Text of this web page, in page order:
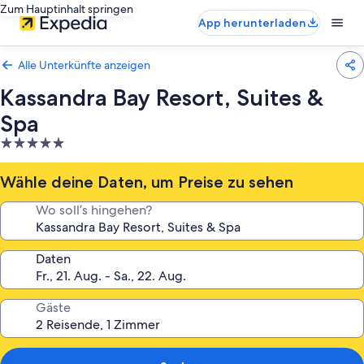
Zum Hauptinhalt springen
App herunterladen
Alle Unterkünfte anzeigen
Kassandra Bay Resort, Suites &
Spa
5.0-
Sterne-
Unterkunft
Wähle deine Daten, um Preise zu sehen
Wo soll’s hingehen?
Daten
Gäste